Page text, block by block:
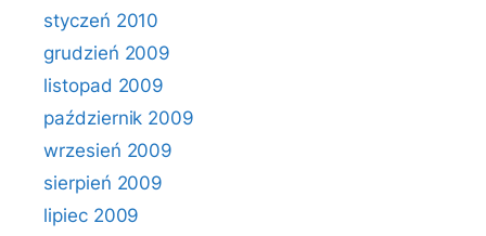
styczeń 2010
grudzień 2009
listopad 2009
październik 2009
wrzesień 2009
sierpień 2009
lipiec 2009